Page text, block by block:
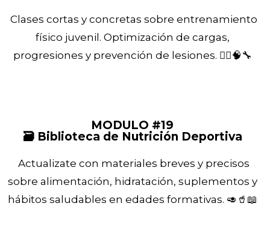
Clases cortas y concretas sobre entrenamiento
físico juvenil. Optimización de cargas,
progresiones y prevención de lesiones. 🏃‍♂️🧠🔧
MODULO #19
🗃️ Biblioteca de Nutrición Deportiva
Actualizate con materiales breves y precisos
sobre alimentación, hidratación, suplementos y
hábitos saludables en edades formativas. 🥑🥤📖